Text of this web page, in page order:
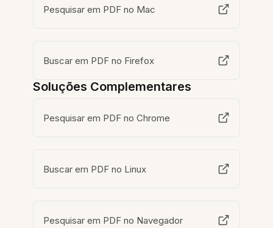
Pesquisar em PDF no Mac
Buscar em PDF no Firefox
Soluções Complementares
Pesquisar em PDF no Chrome
Buscar em PDF no Linux
Pesquisar em PDF no Navegador